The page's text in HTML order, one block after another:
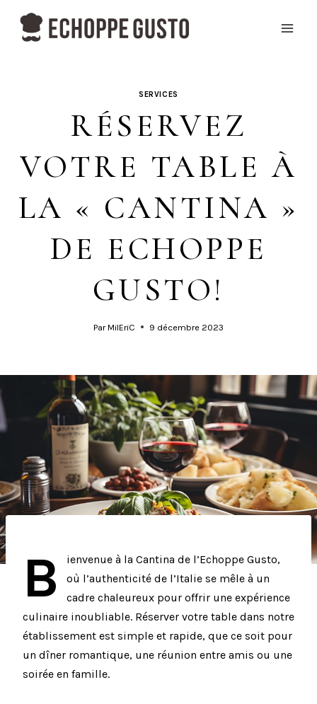
SERVICES
RÉSERVEZ
VOTRE TABLE À
LA « CANTINA »
DE ECHOPPE
GUSTO!
Par MilEriC 9 décembre 2023
B
ienvenue à la Cantina de l’Echoppe Gusto,
où l’authenticité de l’Italie se mêle à un
cadre chaleureux pour offrir une expérience
culinaire inoubliable. Réserver votre table dans notre
établissement est simple et rapide, que ce soit pour
un dîner romantique, une réunion entre amis ou une
soirée en famille.